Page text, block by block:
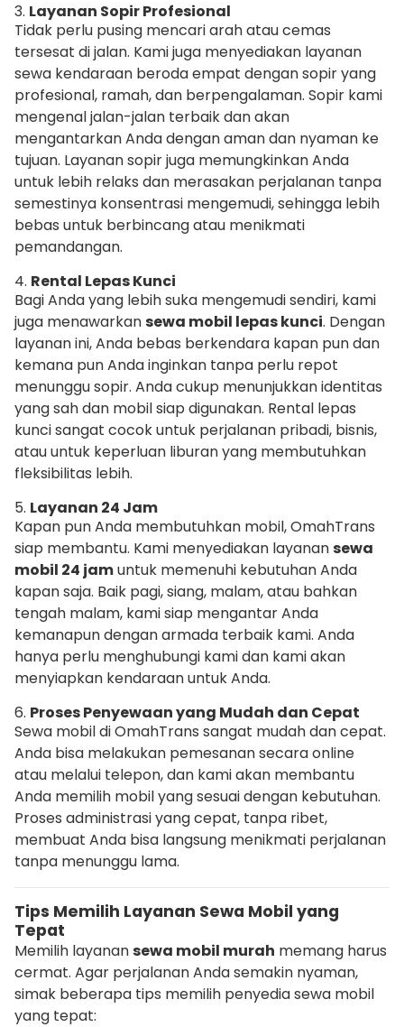
3. Layanan Sopir Profesional
Tidak perlu pusing mencari arah atau cemas
tersesat di jalan. Kami juga menyediakan layanan
sewa kendaraan beroda empat dengan sopir yang
profesional, ramah, dan berpengalaman. Sopir kami
mengenal jalan-jalan terbaik dan akan
mengantarkan Anda dengan aman dan nyaman ke
tujuan. Layanan sopir juga memungkinkan Anda
untuk lebih relaks dan merasakan perjalanan tanpa
semestinya konsentrasi mengemudi, sehingga lebih
bebas untuk berbincang atau menikmati
pemandangan.
4. Rental Lepas Kunci
Bagi Anda yang lebih suka mengemudi sendiri, kami
juga menawarkansewa mobil lepas kunci. Dengan
layanan ini, Anda bebas berkendara kapan pun dan
kemana pun Anda inginkan tanpa perlu repot
menunggu sopir. Anda cukup menunjukkan identitas
yang sah dan mobil siap digunakan. Rental lepas
kunci sangat cocok untuk perjalanan pribadi, bisnis,
atau untuk keperluan liburan yang membutuhkan
fleksibilitas lebih.
5. Layanan 24 Jam
Kapan pun Anda membutuhkan mobil, OmahTrans
siap membantu. Kami menyediakan layanansewa
mobil 24 jamuntuk memenuhi kebutuhan Anda
kapan saja. Baik pagi, siang, malam, atau bahkan
tengah malam, kami siap mengantar Anda
kemanapun dengan armada terbaik kami. Anda
hanya perlu menghubungi kami dan kami akan
menyiapkan kendaraan untuk Anda.
6. Proses Penyewaan yang Mudah dan Cepat
Sewa mobil di OmahTrans sangat mudah dan cepat.
Anda bisa melakukan pemesanan secara online
atau melalui telepon, dan kami akan membantu
Anda memilih mobil yang sesuai dengan kebutuhan.
Proses administrasi yang cepat, tanpa ribet,
membuat Anda bisa langsung menikmati perjalanan
tanpa menunggu lama.
Tips Memilih Layanan Sewa Mobil yang
Tepat
Memilih layanansewa mobil murah memang harus
cermat. Agar perjalanan Anda semakin nyaman,
simak beberapa tips memilih penyedia sewa mobil
yang tepat: